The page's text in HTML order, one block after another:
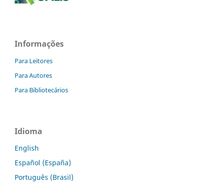
Informações
Para Leitores
Para Autores
Para Bibliotecários
Idioma
English
Español (España)
Português (Brasil)